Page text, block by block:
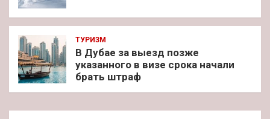
ТУРИЗМ
В Дубае за выезд позже
указанного в визе срока начали
брать штраф